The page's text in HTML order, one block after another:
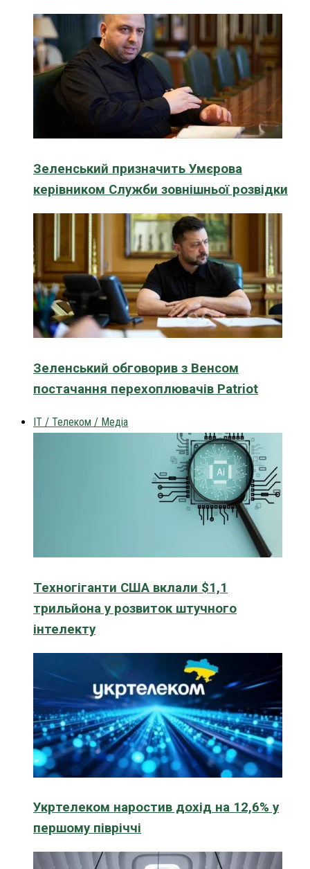
Зеленський призначить Умєрова
керівником Служби зовнішньої розвідки
Зеленський обговорив з Венсом
постачання перехоплювачів Patriot
IT / Телеком / Медіа
Техногіганти США вклали $1,1
трильйона у розвиток штучного
інтелекту
Укртелеком наростив дохід на 12,6% у
першому півріччі